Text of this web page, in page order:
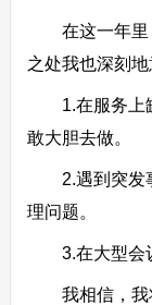
在这一年里
之处我也深刻地
1.在服务上缺
敢大胆去做。
2.遇到突发事
理问题。
3.在大型会议
我相信，我